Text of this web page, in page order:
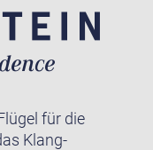
für die
Klang-